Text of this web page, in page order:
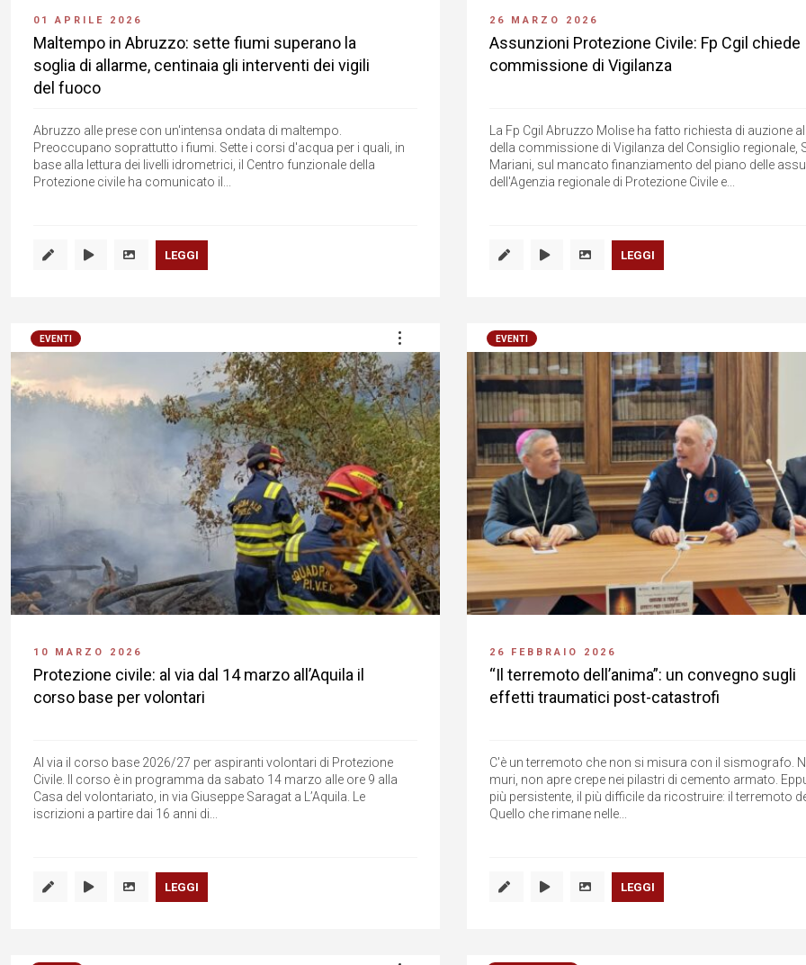
01 APRILE 2026
Maltempo in Abruzzo: sette fiumi superano la
soglia di allarme, centinaia gli interventi dei vigili
del fuoco
Abruzzo alle prese con un'intensa ondata di maltempo.
Preoccupano soprattutto i fiumi. Sette i corsi d'acqua per i quali, in
base alla lettura dei livelli idrometrici, il Centro funzionale della
Protezione civile ha comunicato il...
LEGGI
26 MARZO 2026
Assunzioni Protezione Civile: Fp Cgil chiede
commissione di Vigilanza
La Fp Cgil Abruzzo Molise ha fatto richiesta di auzione
della commissione di Vigilanza del Consiglio regionale,
Mariani, sul mancato finanziamento del piano delle
dell'Agenzia regionale di Protezione Civile e...
LEGGI
EVENTI
10 MARZO 2026
Protezione civile: al via dal 14 marzo all’Aquila il
corso base per volontari
Al via il corso base 2026/27 per aspiranti volontari di Protezione
Civile. Il corso è in programma da sabato 14 marzo alle ore 9 alla
Casa del volontariato, in via Giuseppe Saragat a L’Aquila. Le
iscrizioni a partire dai 16 anni di...
LEGGI
EVENTI
26 FEBBRAIO 2026
“Il terremoto dell’anima”: un convegno sugli
effetti traumatici post-catastrofi
C'è un terremoto che non si misura con il sismografo.
muri, non apre crepe nei pilastri di cemento armato.
più persistente, il più difficile da ricostruire: il terremoto
Quello che rimane nelle...
LEGGI